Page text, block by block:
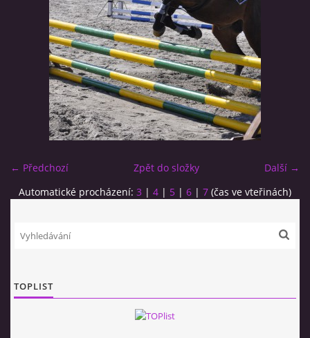
KONĚ JK MIRA
KONĚ V USTÁJENÍ
AKCE 2020
AKCE 2021
← Předchozí Další →
Zpět do složky
Automatické procházení: 3 | 4 | 5 | 6 | 7 (čas ve vteřinách)
TOPLIST